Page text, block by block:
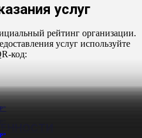
услуг
рейтинг организации.
услуг используйте
код: